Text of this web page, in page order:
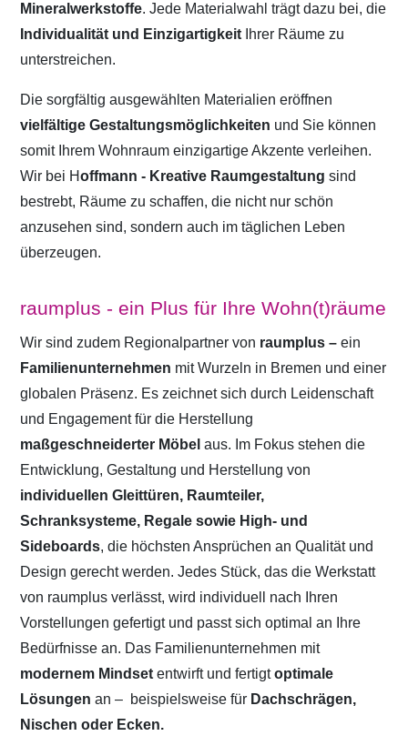
Mineralwerkstoffe. Jede Materialwahl trägt dazu bei, die
Individualität und Einzigartigkeit Ihrer Räume zu
unterstreichen.
Die sorgfältig ausgewählten Materialien eröffnen
vielfältige Gestaltungsmöglichkeiten und Sie können
somit Ihrem Wohnraum einzigartige Akzente verleihen.
Wir bei Hoffmann - Kreative Raumgestaltung sind
bestrebt, Räume zu schaffen, die nicht nur schön
anzusehen sind, sondern auch im täglichen Leben
überzeugen.
raumplus - ein Plus für Ihre Wohn(t)räume
Wir sind zudem Regionalpartner von raumplus – ein
Familienunternehmen mit Wurzeln in Bremen und einer
globalen Präsenz. Es zeichnet sich durch Leidenschaft
und Engagement für die Herstellung
maßgeschneiderter Möbelaus. Im Fokus stehen die
Entwicklung, Gestaltung und Herstellung von
individuellen Gleittüren, Raumteiler,
Schranksysteme, Regale sowie High- und
Sideboards, die höchsten Ansprüchen an Qualität und
Design gerecht werden. Jedes Stück, das die Werkstatt
von raumplus verlässt, wird individuell nach Ihren
Vorstellungen gefertigt und passt sich optimal an Ihre
Bedürfnisse an. Das Familienunternehmen mit
modernem Mindset entwirft und fertigtoptimale
Lösungen an – beispielsweise für Dachschrägen,
Nischen oder Ecken.